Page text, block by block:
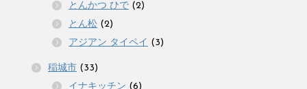
とんかつ ひで (2)
とん松 (2)
アジアン タイペイ (3)
稲城市 (33)
イナキッチン (6)